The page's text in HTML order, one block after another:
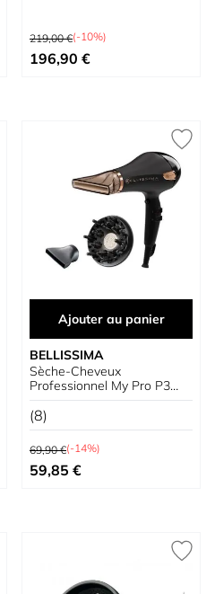
Prix normal
219,00 €(-10%)
Prix spécial
196,90 €
Ajouter au panier
BELLISSIMA
Sèche-Cheveux
Professionnel My Pro P3
3400
(8)
Prix normal
69,90 €(-14%)
Prix spécial
59,85 €